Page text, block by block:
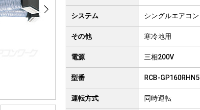
システム シングルエアコン
その他 寒冷地用
電源 三相200V
型番 RCB-GP160RHN5
運転方式 同時運転